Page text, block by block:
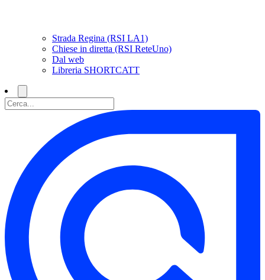
Strada Regina (RSI LA1)
Chiese in diretta (RSI ReteUno)
Dal web
Libreria SHORTCATT